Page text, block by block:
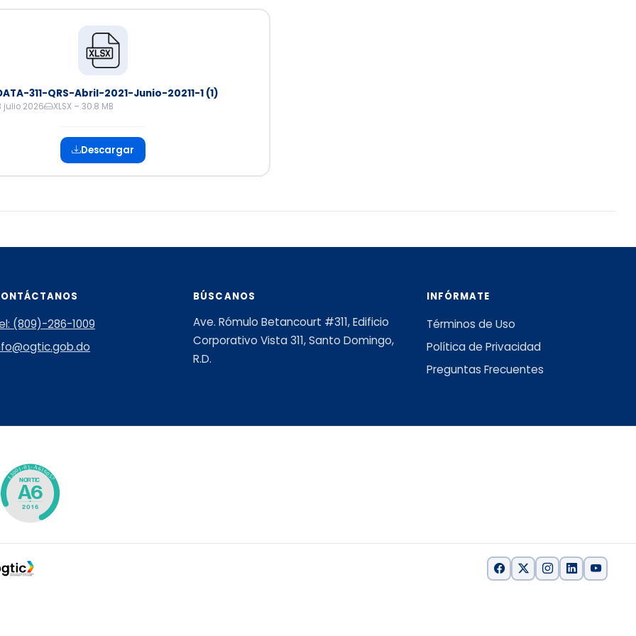
311-QRS-Abril-2021-Junio-20211-1 (1)
julio 2026 XLSX – 30.8 MB
Descargar
(809)-286-1009
BÚSCANOS
Ave. Rómulo Betancourt #311, Edificio
Corporativo Vista 311, Santo Domingo,
R.D.
INFÓRMATE
Términos de Uso
Política de Privacidad
Preguntas Frecuentes